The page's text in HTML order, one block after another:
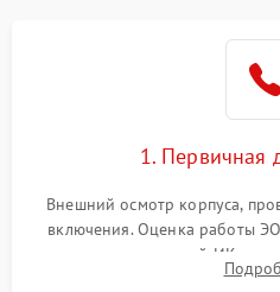
1. Первичная
Внешний осмотр корпуса,
включения. Оценка работы
проверка встроенной ИК-
прицельной сетки.